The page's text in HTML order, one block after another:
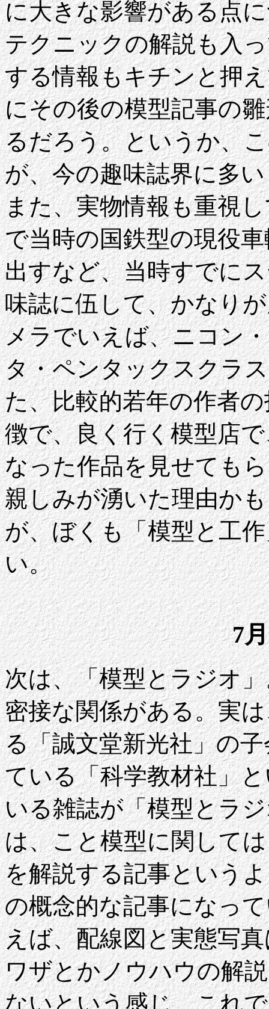
に大きな影響がある点
テクニックの解説も入
する情報もキチンと押
にその後の模型記事の
るだろう。というか、
が、今の趣味誌界に多
また、実物情報も重視
で当時の国鉄型の現役
出すなど、当時すでに
味誌に伍して、かなり
メラでいえば、ニコン
タ・ペンタックスクラ
た、比較的若年の作者
徴で、良く行く模型店
なった作品を見せても
親しみが湧いた理由か
が、ぼくも「模型と工
い。
7
次は、「模型とラジオ
密接な関係がある。実
る「誠文堂新光社」の
ている「科学教材社」
いる雑誌が「模型とラ
は、こと模型に関して
を解説する記事という
の概念的な記事になっ
えば、配線図と実態写
ワザとかノウハウの解
ないという感じ。これ